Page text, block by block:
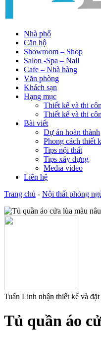
Nhà phố
Căn hộ
Showroom – Shop
Salon -Spa – Nail
Cafe – Nhà hàng
Văn phòng
Khách sạn
Hạng mục
Thiết kế và thi
Thiết kế và thi
Bài viết
Dự án hoàn thành
Phong cách thiết
Tips nội thất
Tips xây dựng
Media video
Liên hệ
Trang chủ - Nội thất phòng
Tuấn Linh nhận thiết kế và
Tủ quần áo